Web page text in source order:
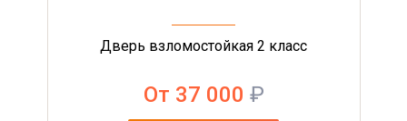
Дверь взломостойкая 2 класс
От 37 000 ₽